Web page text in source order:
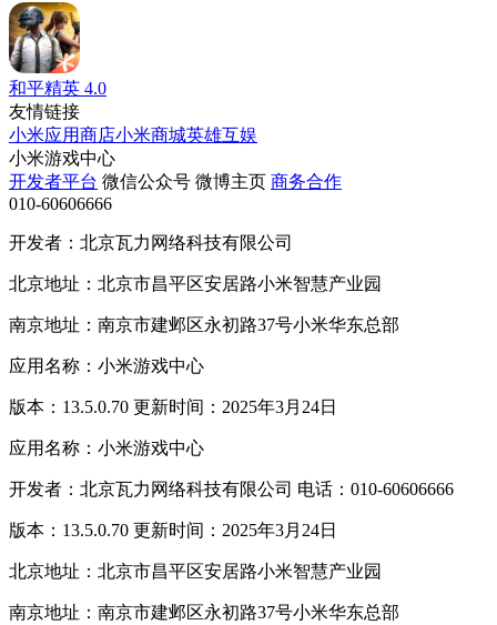
和平精英 4.0
友情链接
小米应用商店小米商城英雄互娱
小米游戏中心
开发者平台 微信公众号 微博主页 商务合作
010-60606666
开发者：北京瓦力网络科技有限公司
北京地址：北京市昌平区安居路小米智慧产业园
南京地址：南京市建邺区永初路37号小米华东总部
应用名称：小米游戏中心
版本：13.5.0.70 更新时间：2025年3月24日
应用名称：小米游戏中心
开发者：北京瓦力网络科技有限公司 电话：010-60606666
版本：13.5.0.70 更新时间：2025年3月24日
北京地址：北京市昌平区安居路小米智慧产业园
南京地址：南京市建邺区永初路37号小米华东总部